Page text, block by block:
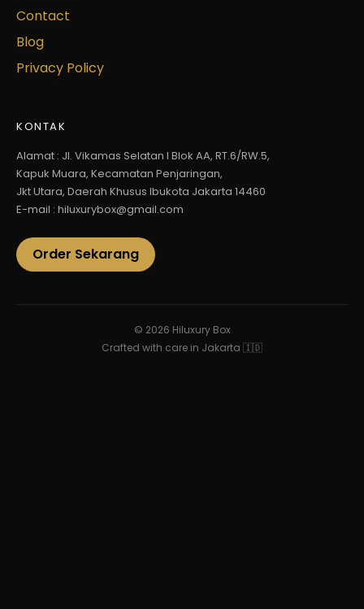
Contact
Blog
Privacy Policy
KONTAK
Alamat : Jl. Vikamas Selatan I Blok AA, RT.6/RW.5,
Kapuk Muara, Kecamatan Penjaringan,
Jkt Utara, Daerah Khusus Ibukota Jakarta 14460
E-mail : hiluxurybox@gmail.com
Order Sekarang
© 2026 Hiluxury Box
Crafted with care in Jakarta 🇮🇩